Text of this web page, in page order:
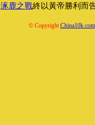
涿鹿之戰終以黃帝勝利而
© CopyrightChina10k.com